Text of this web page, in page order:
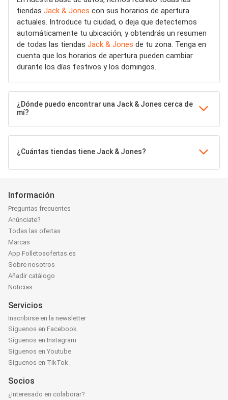
tiendas Jack & Jones con sus horarios de apertura
actuales. Introduce tu ciudad, o deja que detectemos
automáticamente tu ubicación, y obtendrás un resumen
de todas las tiendas Jack & Jones de tu zona. Tenga en
cuenta que los horarios de apertura pueden cambiar
durante los días festivos y los domingos.
¿Dónde puedo encontrar una Jack & Jones cerca de
mí?
¿Cuántas tiendas tiene Jack & Jones?
Información
Preguntas frecuentes
Anúnciate?
Todas las ofertas
Marcas
App Folletosofertas.es
Sobre nosotros
Añadir catálogo
Noticias
Servicios
Inscribirse en la newsletter
Síguenos en Facebook
Síguenos en Instagram
Síguenos en Youtube
Síguenos en TikTok
Socios
¿Interesado en colaborar?